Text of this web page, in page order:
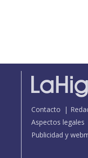
Contacto
Aspectos legales
Publicidad y